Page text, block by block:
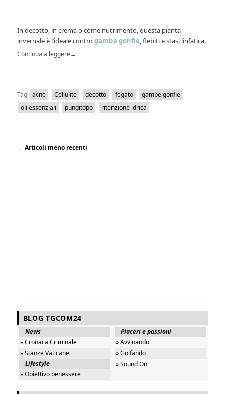
In decotto, in crema o come nutrimento, questa pianta
invernale è l’ideale controgambe gonfie, flebiti e stasi linfatica.
Continua a leggere→
Tag acne Cellulite decotto fegato
gambe gonfie
oli essenziali
pungitopo ritenzione idrica
← Articoli meno recenti
BLOG TGCOM24
News
» Cronaca Criminale
» Stanze Vaticane
Lifestyle
» Obiettivo benessere
Piaceri e passioni
» Avvinando
» Golfando
» Sound On